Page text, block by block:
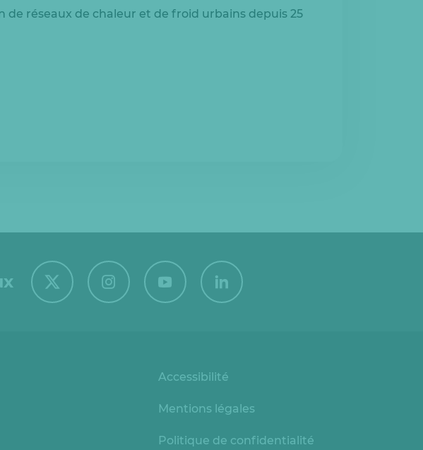
de réseaux de chaleur et de froid urbains depuis 25
Accessibilité
Mentions légales
Politique de confidentialité